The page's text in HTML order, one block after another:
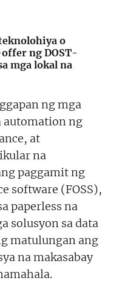
o
ng DOST-
mga lokal na
ng mga
automation ng
at
na
paggamit ng
software (FOSS),
paperless na
solusyon sa data
matulungan ang
na makasabay